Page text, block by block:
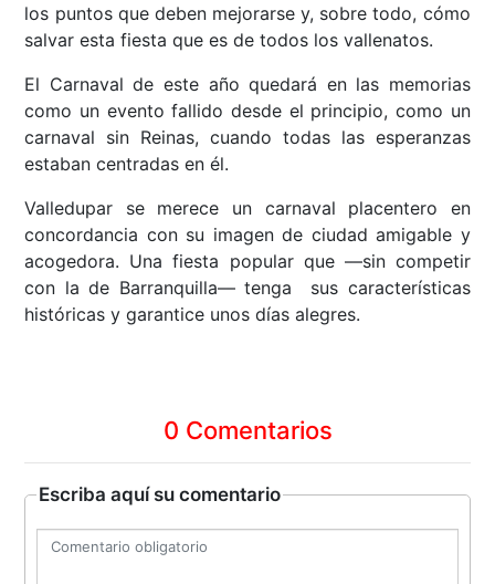
los puntos que deben mejorarse y, sobre todo, cómo
salvar esta fiesta que es de todos los vallenatos.
El Carnaval de este año quedará en las memorias
como un evento fallido desde el principio, como un
carnaval sin Reinas, cuando todas las esperanzas
estaban centradas en él.
Valledupar se merece un carnaval placentero en
concordancia con su imagen de ciudad amigable y
acogedora. Una fiesta popular que ––sin competir
con la de Barranquilla–– tenga sus características
históricas y garantice unos días alegres.
0 Comentarios
Escriba aquí su comentario